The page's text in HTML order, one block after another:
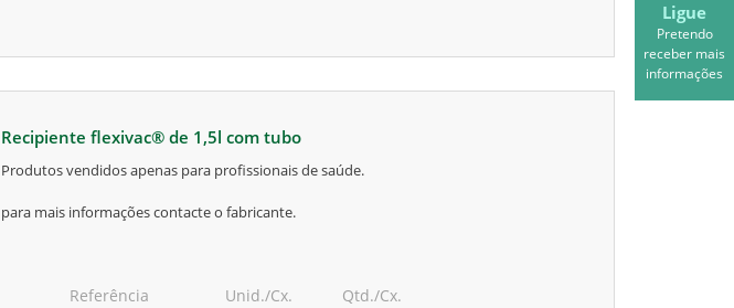
Ligue
Pretendo
receber mais
informações
recipiente flexivac® de 1,5l com tubo
produtos vendidos apenas para profissionais de saúde.
para mais informações contacte o fabricante.
Referência Unid./Cx. Qtd./Cx.